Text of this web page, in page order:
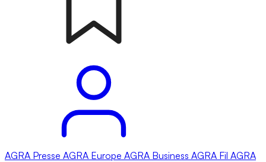
AGRA Presse AGRA Europe AGRA Business AGRA Fil AGRA